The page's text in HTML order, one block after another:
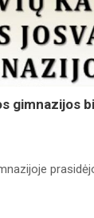
gimnazijos